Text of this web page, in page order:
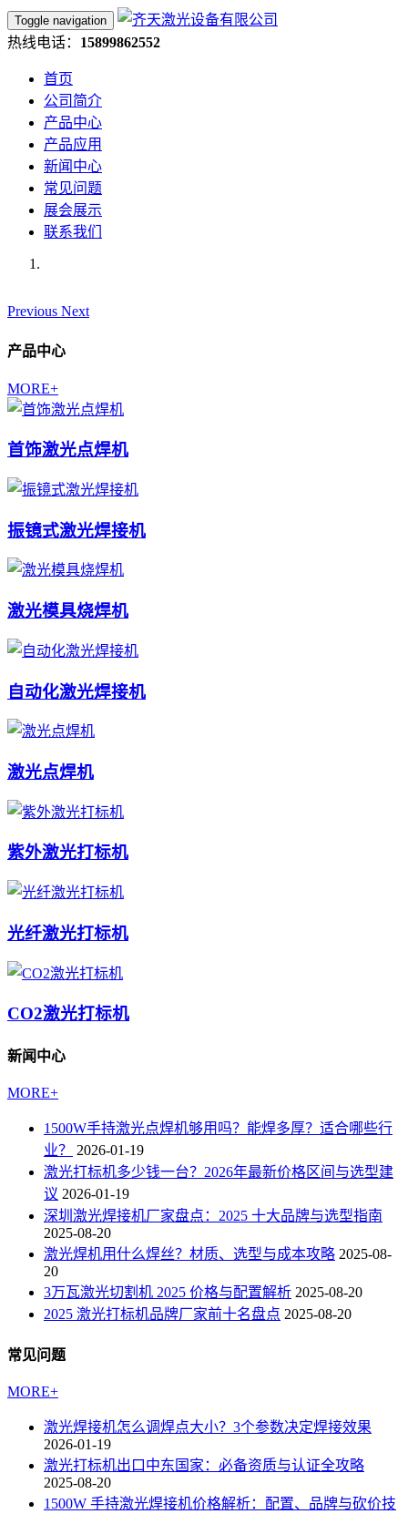
Toggle navigation
热线电话： 15899862552
首页
公司简介
产品中心
产品应用
新闻中心
常见问题
展会展示
联系我们
Previous Next
产品中心
MORE+
首饰激光点焊机
振镜式激光焊接机
激光模具烧焊机
自动化激光焊接机
激光点焊机
紫外激光打标机
光纤激光打标机
CO2激光打标机
新闻中心
MORE+
1500W手持激光点焊机够用吗？能焊多厚？适合哪些行
业？
2026-01-19
激光打标机多少钱一台？2026年最新价格区间与选型建
议 2026-01-19
深圳激光焊接机厂家盘点：2025 十大品牌与选型指南
2025-08-20
激光焊机用什么焊丝？材质、选型与成本攻略 2025-08-
20
3万瓦激光切割机 2025 价格与配置解析 2025-08-20
2025 激光打标机品牌厂家前十名盘点 2025-08-20
常见问题
MORE+
激光焊接机怎么调焊点大小？3个参数决定焊接效果
2026-01-19
激光打标机出口中东国家：必备资质与认证全攻略
2025-08-20
1500W 手持激光焊接机价格解析：配置、品牌与砍价技